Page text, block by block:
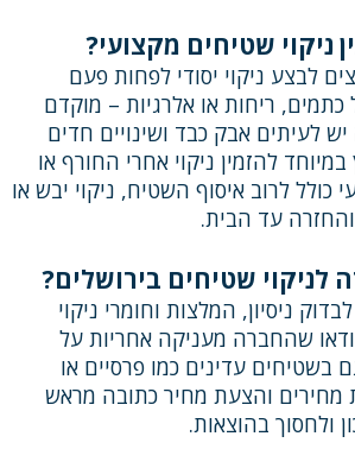
ניקוי שטיחים מקצועי?
לבצע ניקוי יסודי לפחות פעם
ריחות או אלרגיות – מוקדם
לעיתים אבק כבד ושינויים חדים
להזמין ניקוי אחרי החורף או
כולל לרוב איסוף השטיח, ניקוי יבש או
עד הבית.
לניקוי שטיחים בירושלים?
ניסיון, המלצות וחומרי ניקוי
ודאו שהחברה מעניקה אחריות על
עדינים כמו פרסיים או
מחירים והצעת מחיר כתובה מראש
ולחסוך בהוצאות.